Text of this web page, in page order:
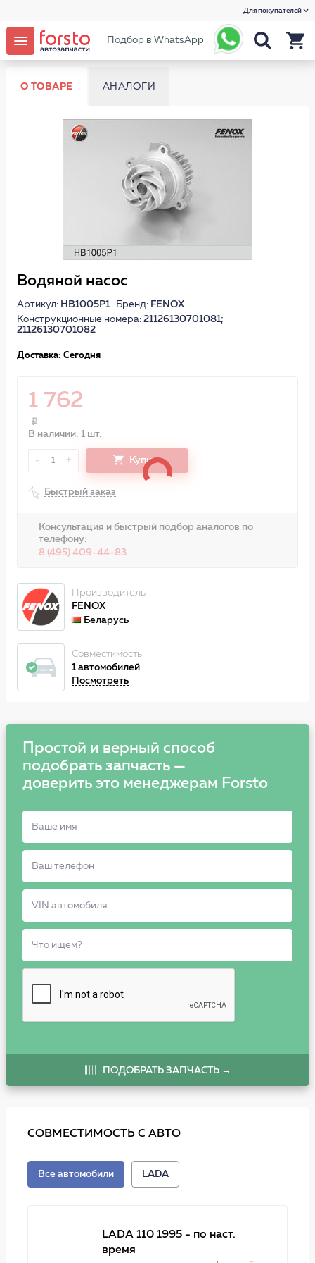
Для покупателей
Подбор в WhatsApp
О ТОВАРЕ АНАЛОГИ
Водяной насос
Артикул: HB1005P1Бренд: FENOX
Конструкционные номера: 21126130701081;
21126130701082
Доставка: Сегодня
1 762
В наличии: 1 шт.
- 1 + Купить
Быстрый заказ
Консультация и быстрый подбор аналогов по
телефону:
8 (495) 409-44-83
Производитель
FENOX
Беларусь
Совместимость
1 автомобилей
Посмотреть
Простой и верный способ
подобрать запчасть —
доверить это менеджерам Forsto
ПОДОБРАТЬ ЗАПЧАСТЬ →
СОВМЕСТИМОСТЬ С АВТО
Все автомобили LADA
LADA 110 1995 - по наст.
время